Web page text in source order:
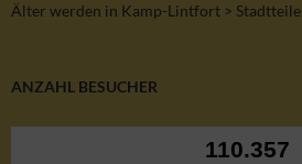
Älter werden in Kamp-Lintfort > Stadtteile
ANZAHL BESUCHER
110.357